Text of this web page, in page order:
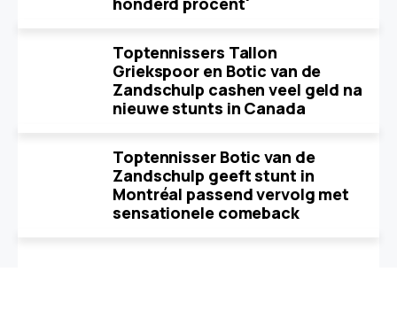
Toptennissers Tallon
Griekspoor en Botic van de
Zandschulp cashen veel geld na
nieuwe stunts in Canada
Toptennisser Botic van de
Zandschulp geeft stunt in
Montréal passend vervolg met
sensationele comeback